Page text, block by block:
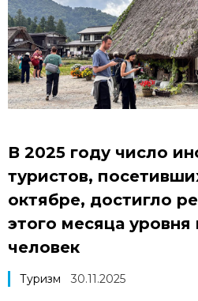
В деталях
Факты о Японии
Путеводитель по Японии
Фото/Видео
Разделы
В 2025 году число
туристов,
октябре, достигло
этого месяца
человек
Туризм 30.11.2025